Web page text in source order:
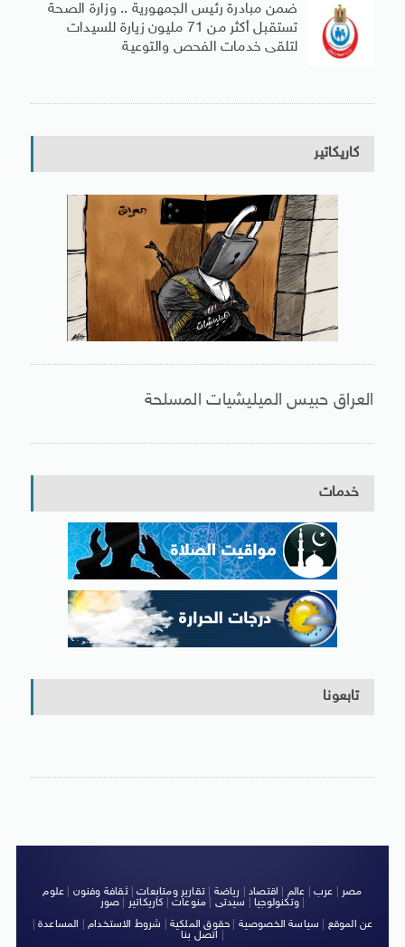
ضمن مبادرة رئيس الجمهورية .. وزارة الصحة
تستقبل أكثر من 71 مليون زيارة للسيدات
لتلقى خدمات الفحص والتوعية
كاريكاتير
العراق حبيس الميليشيات المسلحة
خدمات
تابعونا
مصر عرب عالم اقتصاد رياضة |تقارير ومتابعات|ثقافة وفنون
علوم
وتكنولوجيا| سيدتى منوعات كاريكاتير صور
|
عن الموقع
سياسة الخصوصية حقوق الملكية شروط الاستخدام| المساعدة|
اتصل بنا